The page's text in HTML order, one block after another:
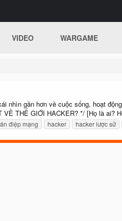
VIDEO WARGAME
nhìn gần hơn về cuộc sống, hoạt
THẾ GIỚI HACKER? */ [Họ là ai?
điệp mạng hacker hacker lược sử